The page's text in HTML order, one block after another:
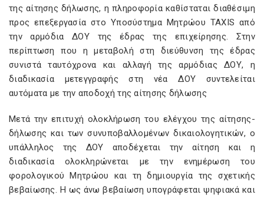
της αίτησης δήλωσης, η πληροφορία καθίσταται διαθέσιμη
προς επεξεργασία στο Υποσύστημα Μητρώου TAXIS από
την αρμόδια ΔΟΥ της έδρας της επιχείρησης. Στην
περίπτωση που η μεταβολή στη διεύθυνση της έδρας
συνιστά ταυτόχρονα και αλλαγή της αρμόδιας ΔΟΥ, η
διαδικασία μετεγγραφής στη νέα ΔΟΥ συντελείται
αυτόματα με την αποδοχή της αίτησης δήλωσης
Μετά την επιτυχή ολοκλήρωση του ελέγχου της αίτησης-
δήλωσης και των συνυποβαλλομένων δικαιολογητικών, ο
υπάλληλος της ΔΟΥ αποδέχεται την αίτηση και η
διαδικασία ολοκληρώνεται με την ενημέρωση του
φορολογικού Μητρώου και τη δημιουργία της σχετικής
βεβαίωσης. Η ως άνω βεβαίωση υπογράφεται ψηφιακά και